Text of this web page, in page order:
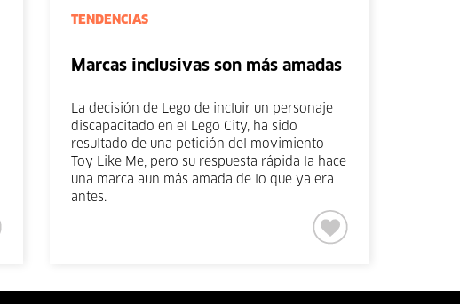
TENDENCIAS
Marcas inclusivas son más amadas
La decisión de Lego de incluir un personaje
discapacitado en el Lego City, ha sido
resultado de una petición del movimiento
Toy Like Me, pero su respuesta rápida la hace
una marca aun más amada de lo que ya era
antes.